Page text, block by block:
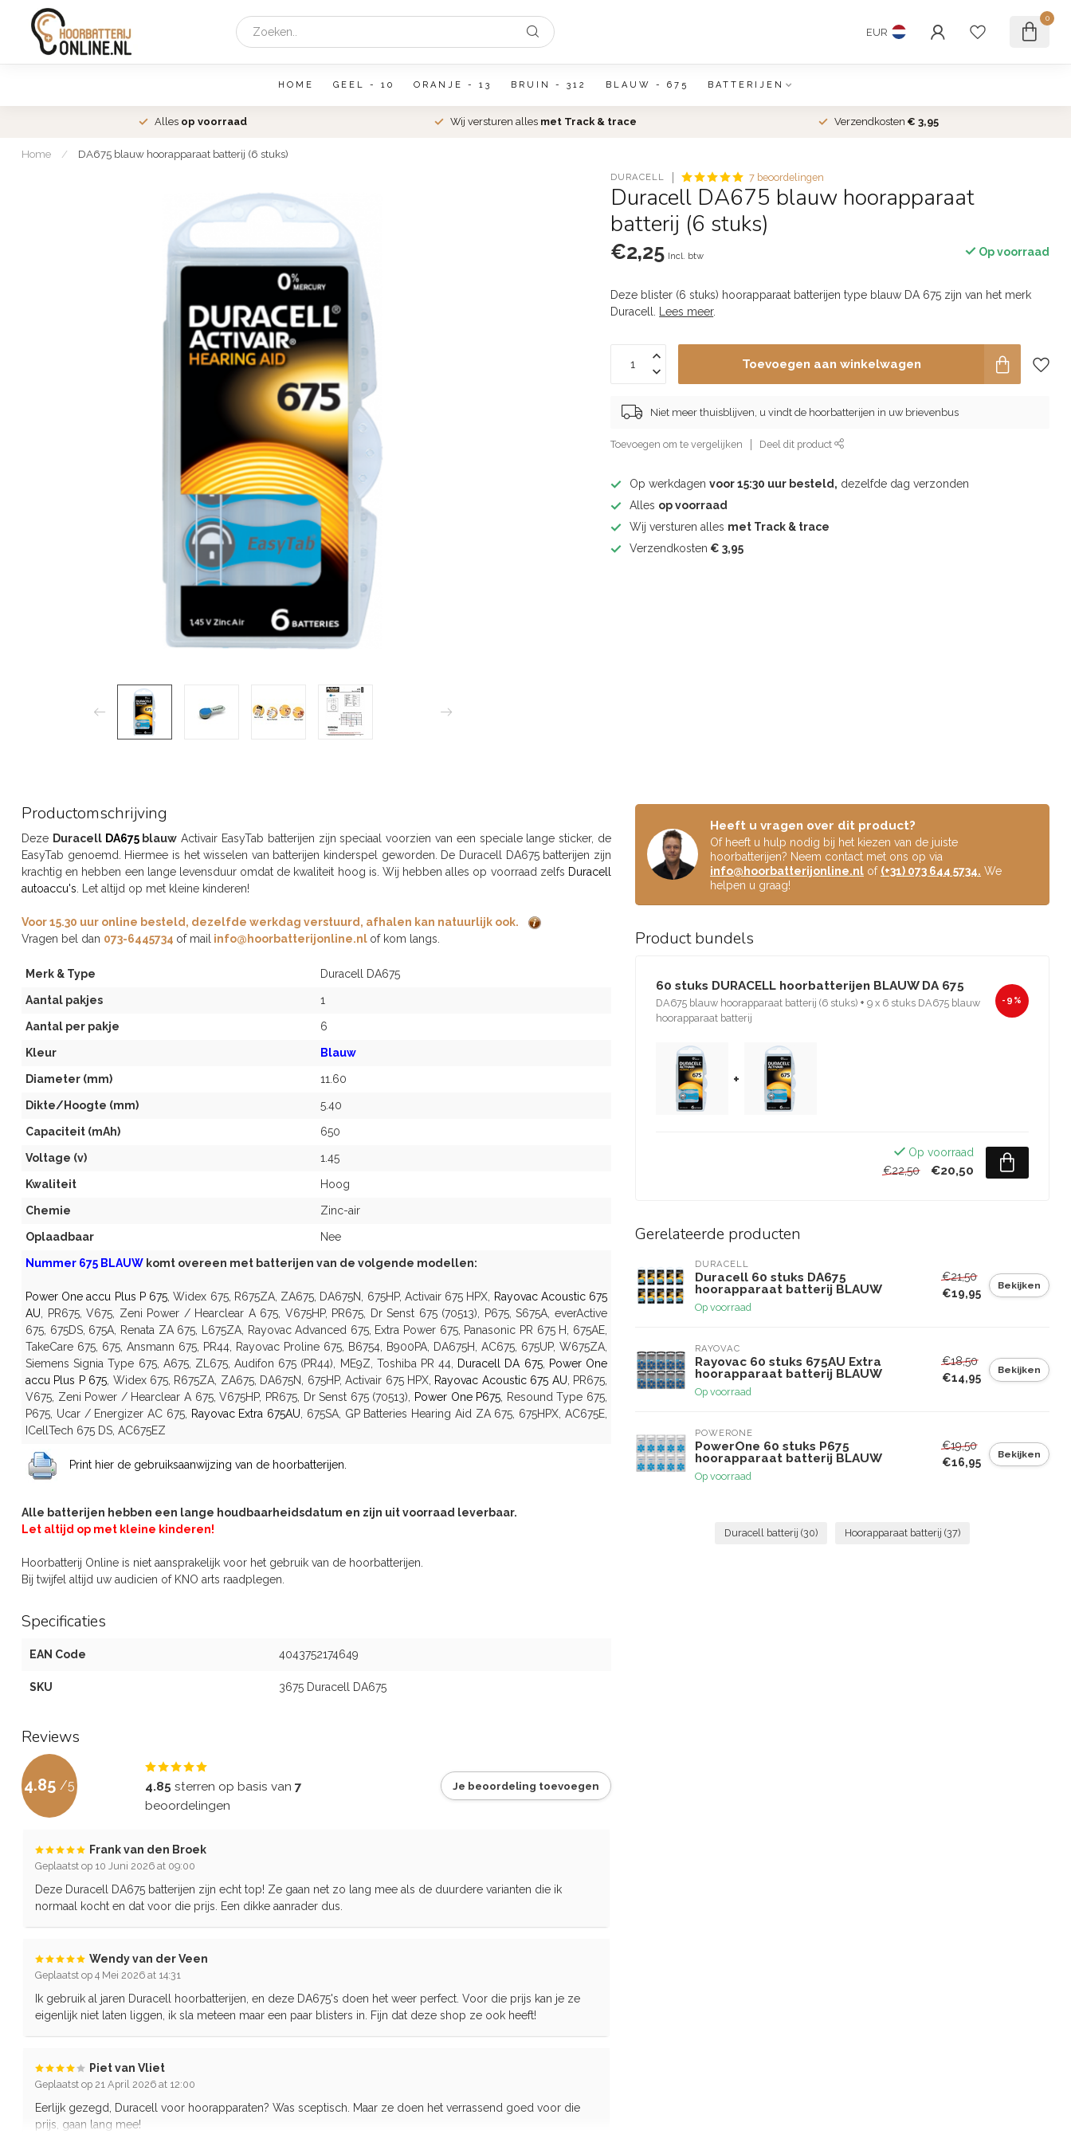
EUR
0
HOME GEEL - 10 ORANJE - 13 BRUIN - 312 BLAUW - 675 BATTERIJEN
Alles op voorraad Wij versturen alles met Track & trace Verzendkosten € 3,95
Home / DA675 blauw hoorapparaat batterij (6 stuks)
DURACELL 7 beoordelingen
Duracell DA675 blauw hoorapparaat
batterij (6 stuks)
€2,25 Incl. btw Op voorraad
Deze blister (6 stuks) hoorapparaat batterijen type blauw DA 675 zijn van het merk
Duracell.
Lees meer.
Toevoegen aan winkelwagen
Niet meer thuisblijven, u vindt de hoorbatterijen in uw brievenbus
Toevoegen om te vergelijken Deel dit product
Op werkdagenvoor 15:30 uur besteld, dezelfde dag verzonden
Alles op voorraad
Wij versturen alles met Track & trace
Verzendkosten € 3,95
Productomschrijving
Deze Duracell DA675blauw Activair EasyTab batterijen zijn speciaal voorzien van een speciale lange sticker, de
EasyTab genoemd. Hiermee is het wisselen van batterijen kinderspel geworden. De Duracell DA675 batterijen zijn
krachtig en hebben een lange levensduur omdat de kwaliteit hoog is. Wij hebben alles op voorraad zelfs Duracell
autoaccu's . Let altijd op met kleine kinderen!
Voor 15.30 uur online besteld, dezelfde werkdag verstuurd, afhalen kan natuurlijk ook.
Vragen bel dan 073-6445734 of mail info@hoorbatterijonline.nl of kom langs.
Merk & Type Duracell DA675
Aantal pakjes 1
Aantal per pakje 6
Kleur Blauw
Diameter (mm) 11.60
Dikte/Hoogte (mm) 5.40
Capaciteit (mAh) 650
Voltage (v) 1.45
Kwaliteit Hoog
Chemie Zinc-air
Oplaadbaar Nee
Nummer 675 BLAUW komt overeen met batterijen van de volgende modellen:
Power One accu Plus P 675 , Widex 675, R675ZA, ZA675, DA675N, 675HP, Activair 675 HPX,
Rayovac Acoustic 675
AU , PR675, V675, Zeni Power / Hearclear A 675, V675HP, PR675, Dr Senst 675 (70513), P675, S675A, everActive
675, 675DS, 675A, Renata ZA 675, L675ZA, Rayovac Advanced 675, Extra Power 675, Panasonic PR 675 H, 675AE,
TakeCare 675, 675, Ansmann 675, PR44, Rayovac Proline 675, B6754, B900PA, DA675H, AC675, 675UP, W675ZA,
Siemens Signia Type 675, A675, ZL675, Audifon 675 (PR44), ME9Z, Toshiba PR 44,
Duracell DA 675,
Power One
accu Plus P 675 , Widex 675, R675ZA, ZA675, DA675N, 675HP, Activair 675 HPX, Rayovac Acoustic 675 AU , PR675,
V675, Zeni Power / Hearclear A 675, V675HP, PR675, Dr Senst 675 (70513),
Power One P675 , Resound Type 675,
P675, Ucar / Energizer AC 675,
Rayovac Extra 675AU , 675SA, GP Batteries Hearing Aid ZA 675, 675HPX, AC675E,
ICellTech 675 DS, AC675EZ
Print hier de gebruiksaanwijzing van de hoorbatterijen.
Alle batterijen hebben een lange houdbaarheidsdatum en zijn uit voorraad leverbaar.
Let altijd op met kleine kinderen!
Hoorbatterij Online is niet aansprakelijk voor het gebruik van de hoorbatterijen.
Bij twijfel altijd uw audicien of KNO arts raadplegen.
Specificaties
EAN Code 4043752174649
SKU 3675 Duracell DA675
Reviews
4.85 /5 4.85 sterren op basis van7
beoordelingen
Je beoordeling toevoegen
Frank van den Broek
Geplaatst op 10 Juni 2026 at 09:00
Deze Duracell DA675 batterijen zijn echt top! Ze gaan net zo lang mee als de duurdere varianten die ik
normaal kocht en dat voor die prijs. Een dikke aanrader dus.
Wendy van der Veen
Geplaatst op 4 Mei 2026 at 14:31
Ik gebruik al jaren Duracell hoorbatterijen, en deze DA675's doen het weer perfect. Voor die prijs kan je ze
eigenlijk niet laten liggen, ik sla meteen maar een paar blisters in. Fijn dat deze shop ze ook heeft!
Piet van Vliet
Geplaatst op 21 April 2026 at 12:00
Eerlijk gezegd, Duracell voor hoorapparaten? Was sceptisch. Maar ze doen het verrassend goed voor die
prijs, gaan lang mee!
Heeft u vragen over dit product?
Of heeft u hulp nodig bij het kiezen van de juiste
hoorbatterijen? Neem contact met ons op via
info@hoorbatterijonline.nl of (+31) 073 644 5734. We
helpen u graag!
Product bundels
60 stuks DURACELL hoorbatterijen BLAUW DA 675
DA675 blauw hoorapparaat batterij (6 stuks) + 9 x 6 stuks DA675 blauw
hoorapparaat batterij
-9%
+
Op voorraad
€22,50
€20,50
Gerelateerde producten
DURACELL
Duracell 60 stuks DA675
hoorapparaat batterij BLAUW
Op voorraad
€21,50
€19,95
Bekijken
RAYOVAC
Rayovac 60 stuks 675AU Extra
hoorapparaat batterij BLAUW
Op voorraad
€18,50
€14,95
Bekijken
POWERONE
PowerOne 60 stuks P675
hoorapparaat batterij BLAUW
Op voorraad
€19,50
€16,95
Bekijken
Duracell batterij (30) Hoorapparaat batterij (37)